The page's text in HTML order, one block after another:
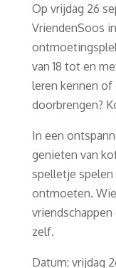
Op vrijdag 26
VriendenSoos
van 18 tot en
leren kennen of
doorbrengen?
In een
genieten van
spelletje spelen
ontmoeten.
vriendschappen
zelf.
Datum: vrijdag